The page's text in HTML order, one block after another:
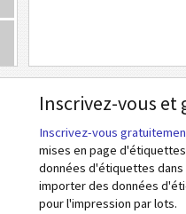
Inscrivez-vous et
Inscrivez-vous
mises en page
données d'étiquettes
importer des données
pour l'impression par lots.